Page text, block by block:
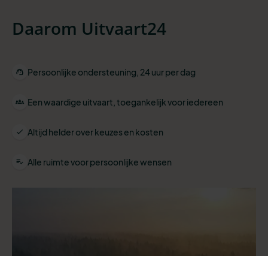
Daarom Uitvaart24
Persoonlijke ondersteuning, 24 uur per dag
Een waardige uitvaart, toegankelijk voor iedereen
Altijd helder over keuzes en kosten
Alle ruimte voor persoonlijke wensen